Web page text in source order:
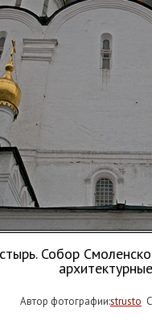
Собор
Автор фотографии:strusto